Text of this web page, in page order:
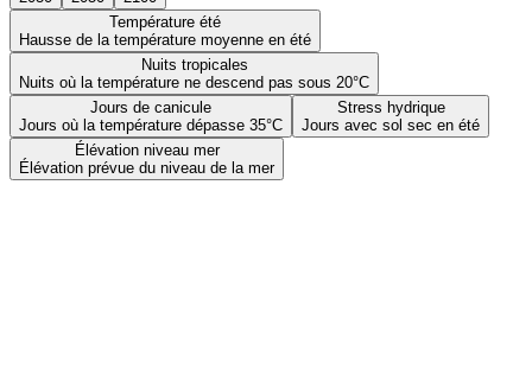
Température été
Hausse de la température moyenne en été
Nuits tropicales
Nuits où la température ne descend pas sous 20°C
Jours de canicule
Jours où la température dépasse 35°C
Stress hydrique
Jours avec sol sec en été
Élévation niveau mer
Élévation prévue du niveau de la mer